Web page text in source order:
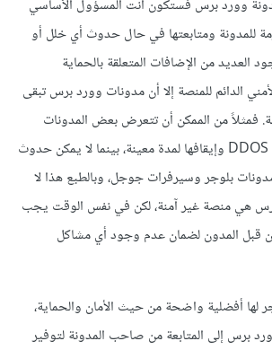
وورد برس فستكون أنت المسؤول الأساسي
للمدونة ومتابعتها في حال حدوث أي خلل أو
العديد من الإضافات المتعلقة بالحماية
الدائم للمنصة إلا أن مدونات وورد برس تبقى
فمثلاً من الممكن أن تتعرض بعض المدونات
لهجمات حجب الخدمة DDOS وإيقافها لمدة معينة، بينما لا يمكن حدوث
بلوجر وسيرفرات جوجل، وبالطبع هذا لا
هي منصة غير آمنة، لكن في نفس الوقت يجب
من قبل المدون لضمان عدم وجود أي مشاكل
لها أفضلية واضحة من حيث الأمان والحماية،
برس إلى المتابعة من صاحب المدونة لتوفير